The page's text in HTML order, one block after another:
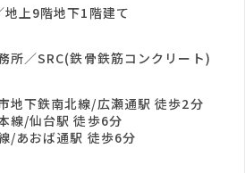
地上9階地下1階建て
所／SRC(鉄骨鉄筋コンクリート)
地下鉄南北線/広瀬通駅 徒歩2分
線/仙台駅 徒歩6分
/あおば通駅 徒歩6分